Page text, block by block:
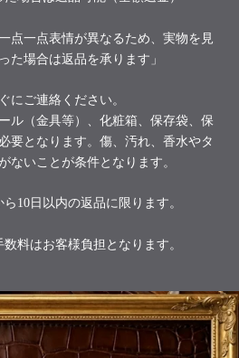
点一点表情が異なるため、実物を見
た場合は返品を承ります」
にご連絡ください。
ル（金具等）、化粧箱、保存袋、保
要となります。傷、汚れ、香水やタ
ないことが条件となります。
10日以内の返品に限ります。
料はお客様負担となります。